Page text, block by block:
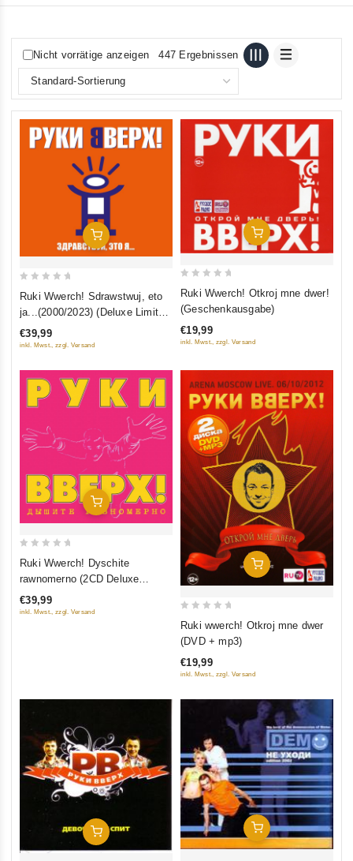
Nicht vorrätige anzeigen 447 Ergebnissen
In Den Warenkorb
5
Ruki Wwerch! Sdrawstwuj, eto
ja...(2000/2023) (Deluxe Limited
Edition)
€39,99
inkl. Mwst., zzgl. Versand
In Den Warenkorb
5
Ruki Wwerch! Otkroj mne dwer!
(Geschenkausgabe)
€19,99
inkl. Mwst., zzgl. Versand
In Den Warenkorb
5
Ruki Wwerch! Dyschite
rawnomerno (2CD Deluxe
Expanded Edition)
€39,99
inkl. Mwst., zzgl. Versand
In Den Warenkorb
5
Ruki wwerch! Otkroj mne dwer
(DVD + mp3)
€19,99
inkl. Mwst., zzgl. Versand
In Den Warenkorb In Den Warenkorb